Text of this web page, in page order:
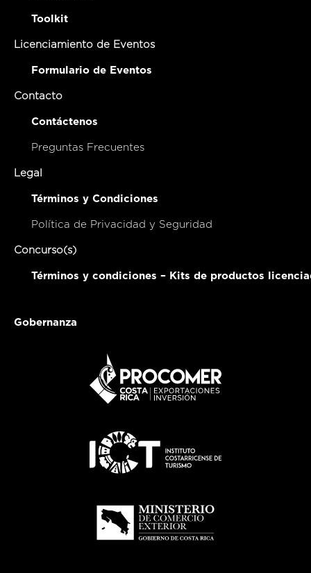
Toolkit
Licenciamiento de Eventos
Formulario de Eventos
Contacto
Contáctenos
Preguntas Frecuentes
Legal
Términos y Condiciones
Política de Privacidad y Seguridad
Concurso(s)
Términos y condiciones – Kits de productos
Gobernanza